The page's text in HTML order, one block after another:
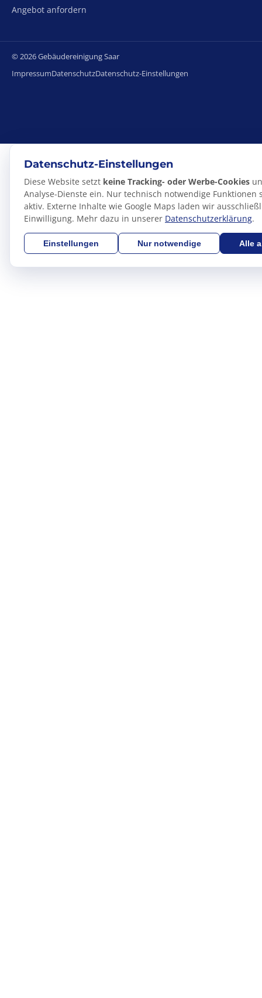
Angebot anfordern
© 2026 Gebäudereinigung Saar
ImpressumDatenschutzDatenschutz-Einstellungen
Datenschutz-Einstellungen
Diese Website setzt keine Tracking- oder Werbe-Cookies
Analyse-Dienste ein. Nur technisch notwendige Funktionen
aktiv. Externe Inhalte wie Google Maps laden wir
Einwilligung. Mehr dazu in unserer Datenschutzerklärung.
Einstellungen Nur notwendige Alle